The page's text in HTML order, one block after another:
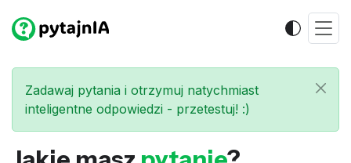
Zadawaj pytania i otrzymuj natychmiast
inteligentne odpowiedzi - przetestuj! :)